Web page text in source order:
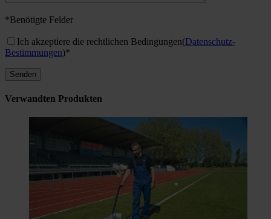
*Benötigte Felder
Ich akzeptiere die rechtlichen Bedingungen(Datenschutz-
Bestimmungen)*
Verwandten Produkten